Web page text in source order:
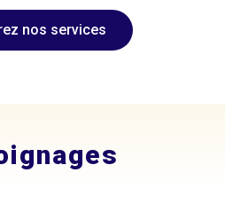
nos services